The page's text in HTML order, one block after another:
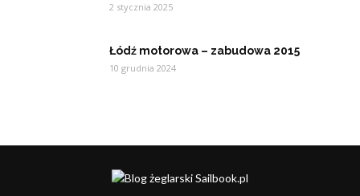
2 stycznia 2025
Łódź motorowa – zabudowa 2015
10 grudnia 2024